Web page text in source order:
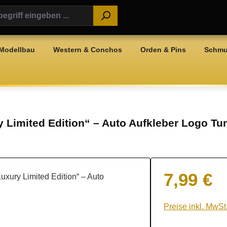
Western & Conchos Orden & Pins
Limited Edition“ – Auto Aufkleber Logo
Regulärer Preis:
7,99 €
Preise inkl.